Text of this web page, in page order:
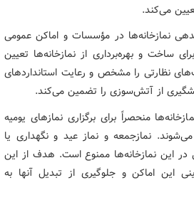
می‌کند.
نمازخانه‌ها در مؤسسات و اماکن عمومی
ساخت و بهره‌برداری از نمازخانه‌ها تعیین
نظارتی را مشخص و رعایت استانداردهای
از آتش‌سوزی را تضمین می‌کند.
منحصراً برای برگزاری نمازهای یومیه
نمازجمعه و نماز عید و نگهداری یا
در این نمازخانه‌ها ممنوع است. هدف از این
این اماکن و جلوگیری از تبدیل آنها به